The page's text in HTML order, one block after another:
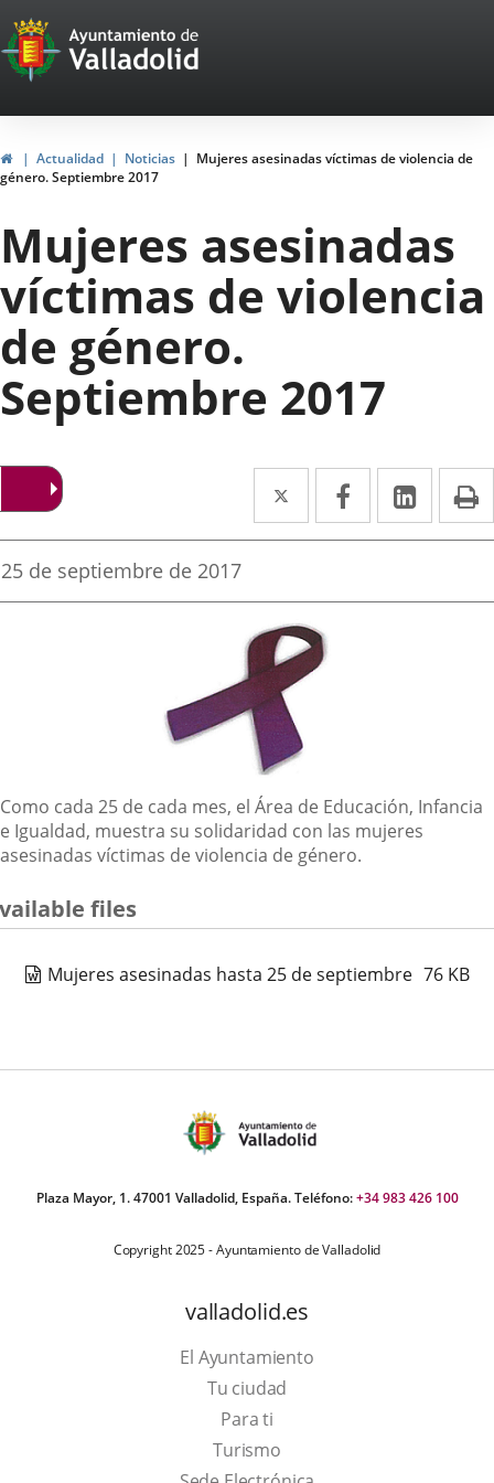
Portal
Web
del
Ayuntamiento
de
Valladolid
HomeActualidad Noticias
Mujeres asesinadas víctimas de violencia de
género. Septiembre 2017
Mujeres asesinadas
víctimas de violencia
de género.
Septiembre 2017
Twitter
Enlace
a
aplicación
externa.
Facebook
Enlace
a
aplicación
Enlace
a
Fecha
la
25 de septiembre de 2017
Descripción
Como cada 25 de cada mes, el Área de Educación, Infancia
e Igualdad, muestra su solidaridad con las mujeres
asesinadas víctimas de violencia de género.
files
Mujeres asesinadas hasta 25 de septiembre 76 KB
Plaza Mayor, 1. 47001 Valladolid, España. Teléfono:+34 983 426 100
Copyright 2025 - Ayuntamiento de Valladolid
valladolid.es
El Ayuntamiento
Tu ciudad
Para ti
TurismoThis